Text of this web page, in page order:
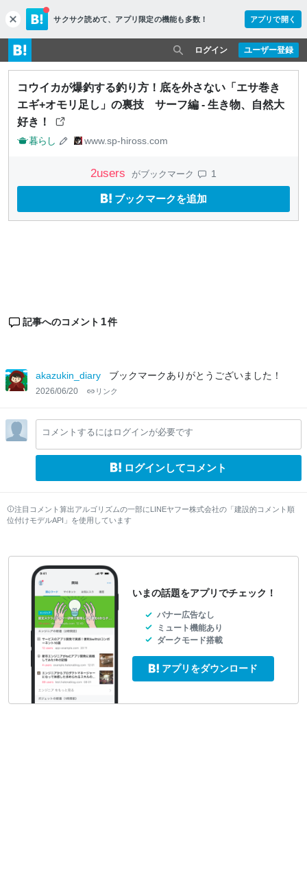
c
l
o
s
e
サクサク読めて、 アプリ限定の機能も多数！ アプリで開く
ユーザー登録
ログイン
コウイカが爆釣する釣り方！底を外さない「エサ巻き
エギ+オモリ足し」の裏技 サーフ編 - 生き物、自然大
好き！
暮らし www.sp-hiross.com
2users がブックマーク 1
ブックマークを追加
記事へのコメント 1件
akazukin_diary ブックマークありがとうございました！
2026/06/20 リンク
コメントするにはログインが必要です
ログインしてコメント
注目コメント算出アルゴリズムの一部にLINEヤフー株式会社の「建設的コメント順
位付けモデルAPI」を使用しています
いまの話題をアプリでチェック！
バナー広告なし
ミュート機能あり
ダークモード搭載
アプリをダウンロード